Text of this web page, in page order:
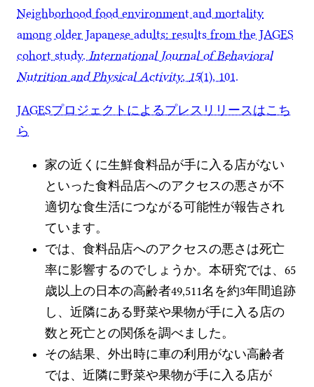
Neighborhood food environment and mortality
among older Japanese adults: results from the JAGES
cohort study. International Journal of Behavioral
Nutrition and Physical Activity, 15(1), 101.
JAGESプロジェクトによるプレスリリースはこち
ら
家の近くに生鮮食料品が手に入る店がない
といった食料品店へのアクセスの悪さが不
適切な食生活につながる可能性が報告され
ています。
では、食料品店へのアクセスの悪さは死亡
率に影響するのでしょうか。本研究では、65
歳以上の日本の高齢者49,511名を約3年間追跡
し、近隣にある野菜や果物が手に入る店の
数と死亡との関係を調べました。
その結果、外出時に車の利用がない高齢者
では、近隣に野菜や果物が手に入る店が